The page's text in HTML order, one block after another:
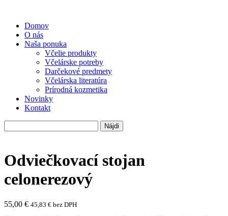
Domov
O nás
Naša ponuka
Včelie produkty
Včelárske potreby
Darčekové predmety
Včelárska literatúra
Prírodná kozmetika
Novinky
Kontakt
Odviečkovací stojan
celonerezový
55,00 € 45,83 € bez DPH